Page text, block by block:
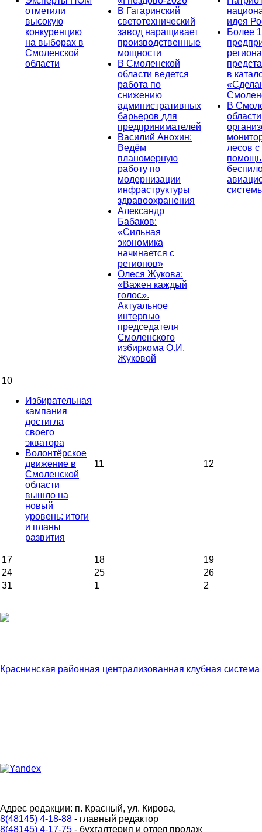
отметили
высокую
конкуренцию
на выборах в
Смоленской
области
В Гагаринский
светотехнический
завод наращивает
производственные
мощности
В Смоленской
области ведется
работа по
снижению
административных
барьеров для
предпринимателей
Василий Анохин:
Ведём
планомерную
работу по
модернизации
инфраструктуры
здравоохранения
Александр
Бабаков:
«Сильная
экономика
начинается с
регионов»
Олеся Жукова:
«Важен каждый
голос».
Актуальное
интервью
председателя
Смоленского
избиркома О.И.
Жуковой
идея
Более
региона
в
В
области
лесов с
10
Избирательная
кампания
достигла
своего
экватора
Волонтёрское
движение в
Смоленской
области
вышло на
новый
уровень: итоги
и планы
развития
11 12
17 18
19
24
25
26
31
1 2
Краснинская районная централизованная клубная
Адрес редакции: п. Красный, ул. Кирова,
8(48145) 4-18-88 - главный редактор
8(48145) 4-17-75 - бухгалтерия и отдел продаж